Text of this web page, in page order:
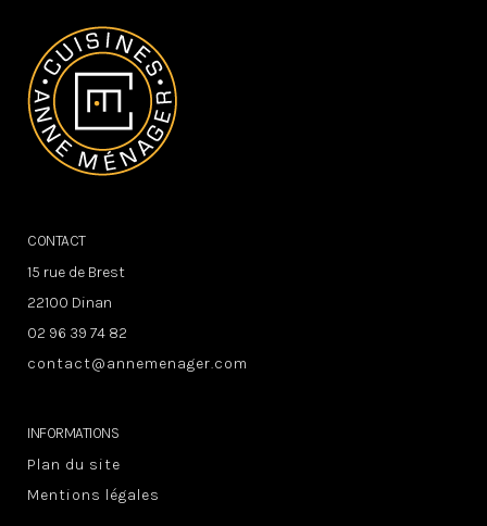
CONTACT
15 rue de Brest
22100 Dinan
02 96 39 74 82
contact@annemenager.com
INFORMATIONS
Plan du site
Mentions légales